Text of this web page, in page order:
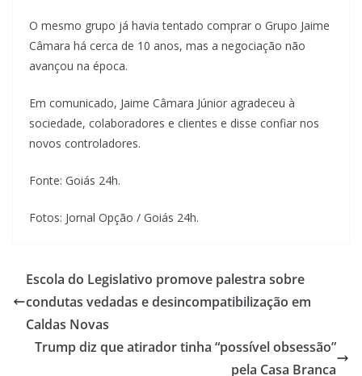
O mesmo grupo já havia tentado comprar o Grupo Jaime
Câmara há cerca de 10 anos, mas a negociação não
avançou na época.
Em comunicado, Jaime Câmara Júnior agradeceu à
sociedade, colaboradores e clientes e disse confiar nos
novos controladores.
Fonte: Goiás 24h.
Fotos: Jornal Opção / Goiás 24h.
Escola do Legislativo promove palestra sobre
condutas vedadas e desincompatibilização em
Caldas Novas
Trump diz que atirador tinha “possível obsessão”
pela Casa Branca